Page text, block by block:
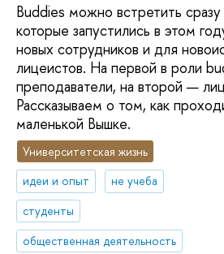
Buddies можно встретить
которые запустились в этом
новых сотрудников и для
лицеистов. На первой в роли
преподаватели, на второй —
Рассказываем о том, как
маленькой Вышке.
Университетская жизнь
идеи и опыт
не учеба
студенты
общественная деятельность